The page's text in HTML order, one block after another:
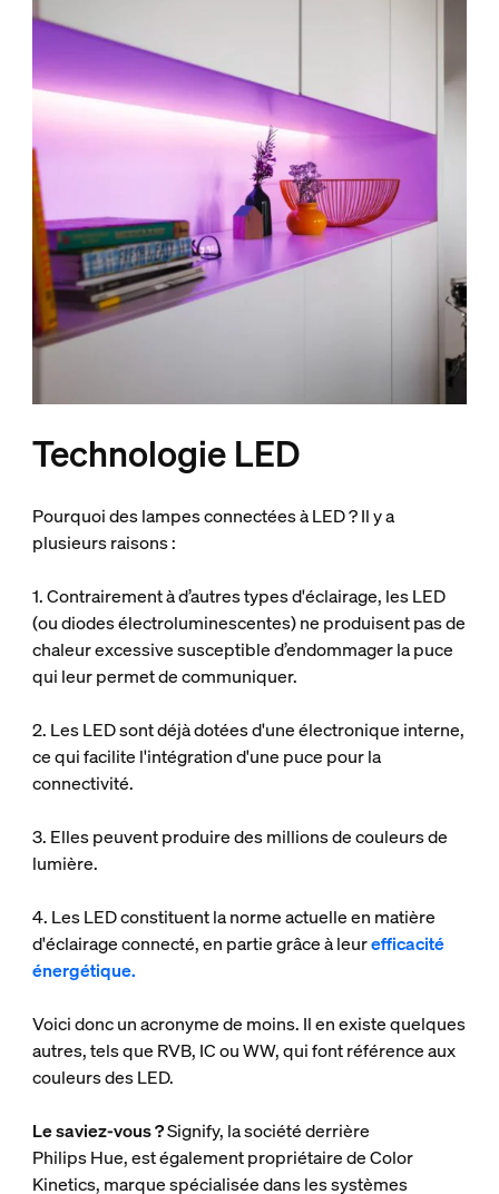
Technologie LED
Pourquoi des lampes connectées à LED ? Il y a
plusieurs raisons :
1. Contrairement à d’autres types d'éclairage, les LED
(ou diodes électroluminescentes) ne produisent pas de
chaleur excessive susceptible d’endommager la puce
qui leur permet de communiquer.
2. Les LED sont déjà dotées d'une électronique interne,
ce qui facilite l'intégration d'une puce pour la
connectivité.
3. Elles peuvent produire des millions de couleurs de
lumière.
4. Les LED constituent la norme actuelle en matière
d'éclairage connecté, en partie grâce à leurefficacité
énergétique.
Voici donc un acronyme de moins. Il en existe quelques
autres, tels que RVB, IC ou WW, qui font référence aux
couleurs des LED.
Le saviez-vous ?Signify, la société derrière
Philips Hue, est également propriétaire de Color
Kinetics, marque spécialisée dans les systèmes